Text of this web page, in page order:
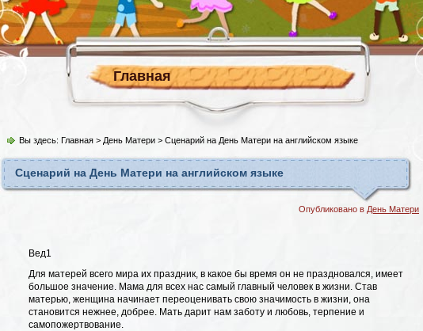
Главная
Вы здесь: Главная > День Матери > Сценарий на День Матери на английском языке
Сценарий на День Матери на английском языке
Опубликовано в День Матери
Вед1
Для матерей всего мира их праздник, в какое бы время он не праздновался, имеет
большое значение. Мама для всех нас самый главный человек в жизни. Став
матерью, женщина начинает переоценивать свою значимость в жизни, она
становится нежнее, добрее. Мать дарит нам заботу и любовь, терпение и
самопожертвование.